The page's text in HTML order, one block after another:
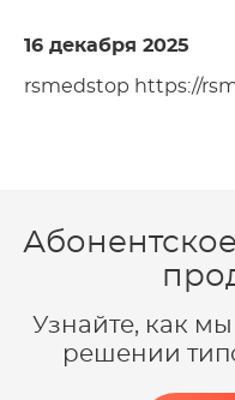
16 декабря 2025
rsmedstop https://
Узнайте, как
решении